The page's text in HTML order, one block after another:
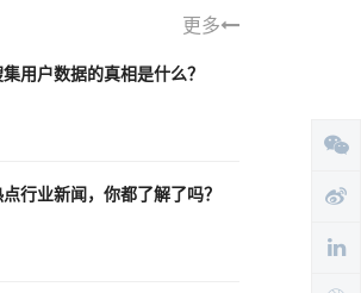
更多
用户数据的真相是什么？
行业新闻，你都了解了吗？